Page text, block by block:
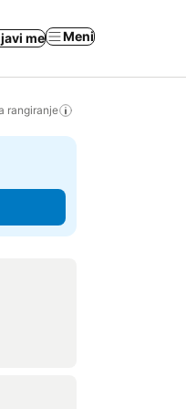
me Meni
rangiranje